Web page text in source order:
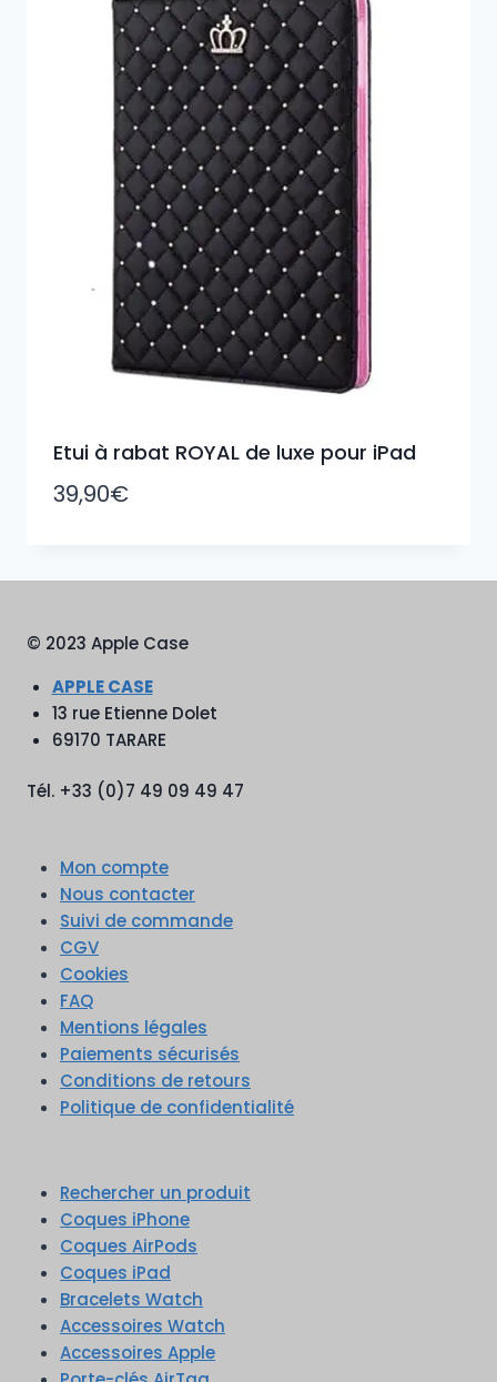
Etui à rabat ROYAL de luxe pour iPad
39,90€
© 2023 Apple Case
APPLE CASE
13 rue Etienne Dolet
69170 TARARE
Tél. +33 (0)7 49 09 49 47
Mon compte
Nous contacter
Suivi de commande
CGV
Cookies
FAQ
Mentions légales
Paiements sécurisés
Conditions de retours
Politique de confidentialité
Rechercher un produit
Coques iPhone
Coques AirPods
Coques iPad
Bracelets Watch
Accessoires Watch
Accessoires Apple